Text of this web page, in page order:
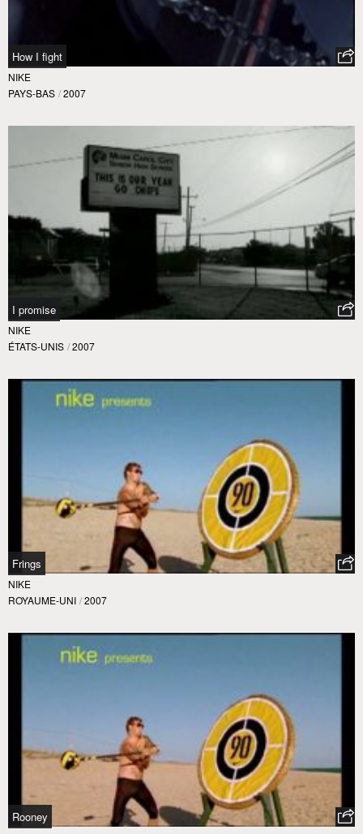
How I fight
NIKE
PAYS-BAS / 2007
I promise
NIKE
ÉTATS-UNIS / 2007
Frings
NIKE
ROYAUME-UNI / 2007
Rooney